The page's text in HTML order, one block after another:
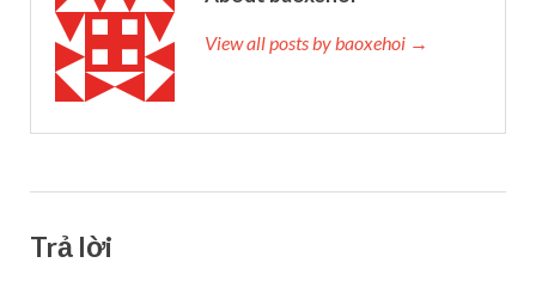
View all posts by baoxehoi →
Trả lời